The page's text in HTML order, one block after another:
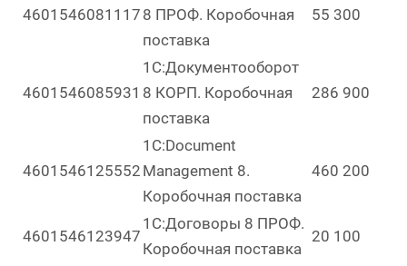
4601546081117 8 ПРОФ. Коробочная
поставка
55 300
4601546085931
1С:Документооборот
8 КОРП. Коробочная
поставка
286 900
4601546125552
1C:Document
Management 8.
Коробочная поставка
460 200
4601546123947
1С:Договоры 8 ПРОФ.
Коробочная поставка
20 100